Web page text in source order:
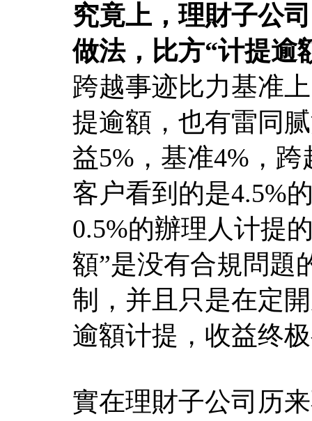
究竟上，理財子公
做法，比方“计提逾
跨越事迹比力基准
提逾額，也有雷同
益5%，基准4%，
客户看到的是4.5%
0.5%的辦理人计提
額”是没有合規問題
制，并且只是在定
逾額计提，收益终
實在理財子公司历